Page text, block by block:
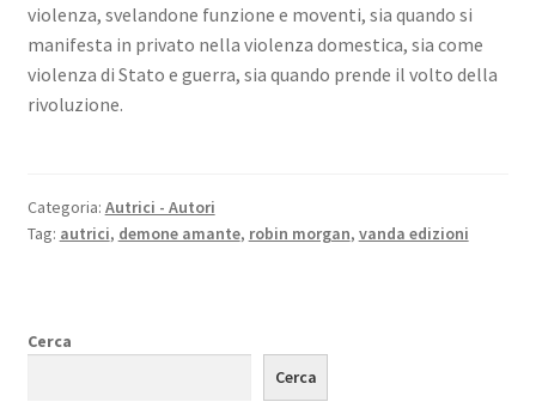
violenza, svelandone funzione e moventi, sia quando si
manifesta in privato nella violenza domestica, sia come
violenza di Stato e guerra, sia quando prende il volto della
rivoluzione.
Categoria: Autrici - Autori
Tag: autrici, demone amante, robin morgan, vanda edizioni
Cerca
Cerca